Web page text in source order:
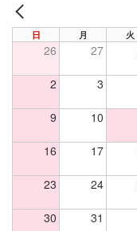
PREV
日 月 火
26 27
2 3
9 10
16 17
23 24
30 31